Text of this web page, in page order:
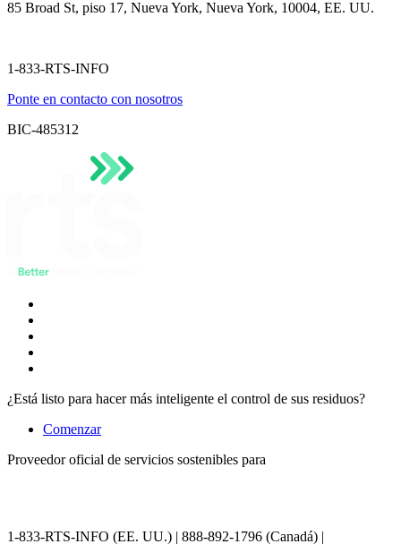
85 Broad St, piso 17, Nueva York, Nueva York, 10004, EE. UU.
1-833-RTS-INFO
Ponte en contacto con nosotros
BIC-485312
¿Está listo para hacer más inteligente el control de sus residuos?
Comenzar
Proveedor oficial de servicios sostenibles para
1-833-RTS-INFO (EE. UU.) | 888-892-1796 (Canadá) |